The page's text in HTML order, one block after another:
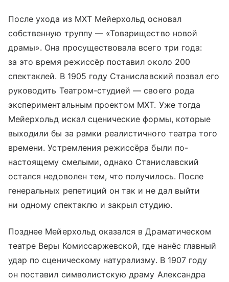
После ухода из МХТ Мейерхольд основал
собственную труппу — «Товарищество новой
драмы». Она просуществовала всего три года:
за это время режиссёр поставил около 200
спектаклей. В 1905 году Станиславский позвал его
руководить Театром-студией — своего рода
экспериментальным проектом МХТ. Уже тогда
Мейерхольд искал сценические формы, которые
выходили бы за рамки реалистичного театра того
времени. Устремления режиссёра были по-
настоящему смелыми, однако Станиславский
остался недоволен тем, что получилось. После
генеральных репетиций он так и не дал выйти
ни одному спектаклю и закрыл студию.
Позднее Мейерхольд оказался в Драматическом
театре Веры Комиссаржевской, где нанёс главный
удар по сценическому натурализму. В 1907 году
он поставил символистскую драму Александра